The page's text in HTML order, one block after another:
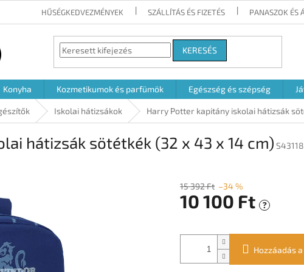
HŰSÉGKEDVEZMÉNYEK SZÁLLÍTÁS ÉS FIZETÉS PANASZOK ÉS
KERESÉS
Konyha Kozmetikumok és parfümök Egészség és szépség
Iskolai hátizsákok Harry Potter kapitány iskolai hátizsák
hátizsák sötétkék (32 x 43 x 14 cm)
15 392 Ft –34 %
10 100 Ft ?
Hozzáadás